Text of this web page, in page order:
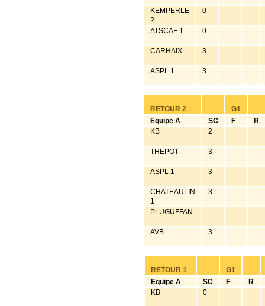
KEMPERLE
2
0
ATSCAF 1 0
CARHAIX 3
ASPL 1 3
RETOUR 2
G1
Equipe A
SC F
R
KB
2
THEPOT 3
ASPL 1 3
CHATEAULIN
1
3
PLUGUFFAN
AVB 3
RETOUR 1
G1
Equipe A
SC F
R
KB
0